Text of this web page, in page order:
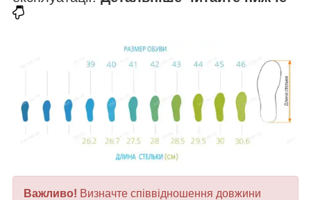
Важливо! Визначте співвідношення довжини